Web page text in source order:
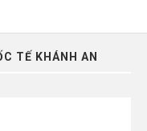
TẾ KHÁNH AN